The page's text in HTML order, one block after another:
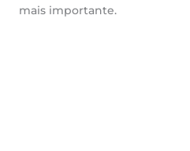
mais importante.